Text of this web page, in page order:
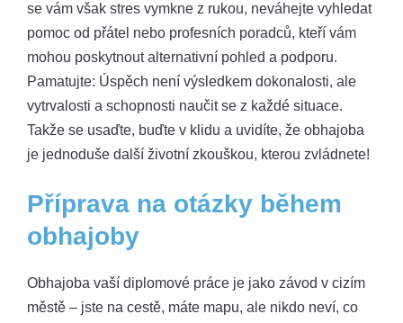
se vám však stres vymkne z rukou, neváhejte vyhledat
pomoc od přátel nebo profesních poradců, kteří vám
mohou poskytnout alternativní pohled a podporu.
Pamatujte: Úspěch není výsledkem dokonalosti, ale
vytrvalosti a schopnosti naučit se z každé situace.
Takže se usaďte, buďte v klidu a uvidíte, že obhajoba
je jednoduše další životní zkouškou, kterou zvládnete!
Příprava na otázky během
obhajoby
Obhajoba vaší diplomové práce je jako závod v cizím
městě – jste na cestě, máte mapu, ale nikdo neví, co